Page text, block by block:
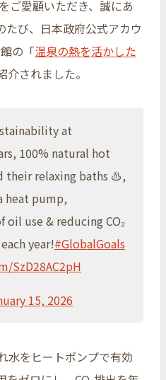
ご愛顧いただき、誠にあ
たび、日本政府公式アカウ
の「温泉の熱を活かした
介されました。
at
100% natural hot
their relaxing baths ♨️,
heat pump,
use & reducing CO₂
year!#GlobalGoals
SzD28AC2pH
15, 2026
水をヒートポンプで有効